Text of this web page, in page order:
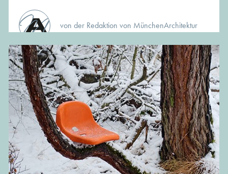
von der Redaktion von MünchenArchitektur